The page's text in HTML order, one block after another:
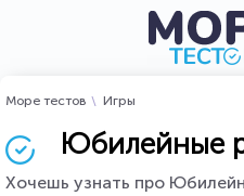
Море тестов Игры
Юбилейные
Хочешь узнать про